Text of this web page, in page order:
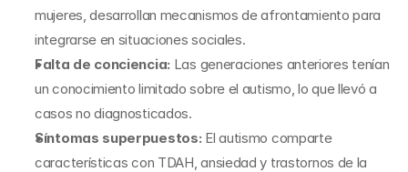
mujeres, desarrollan mecanismos de afrontamiento para
integrarse en situaciones sociales.
Falta de conciencia: Las generaciones anteriores tenían
un conocimiento limitado sobre el autismo, lo que llevó a
casos no diagnosticados.
Síntomas superpuestos: El autismo comparte
características con TDAH, ansiedad y trastornos de la